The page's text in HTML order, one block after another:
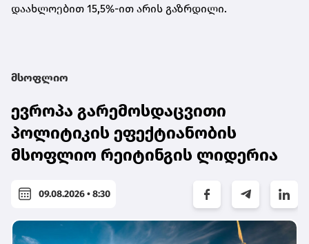
დაახლოებით 15,5%-ით არის გაზრდილი.
მსოფლიო
ევროპა გარემოსდაცვითი
პოლიტიკის ეფექტიანობის
მსოფლიო რეიტინგის ლიდერია
09.08.2026 • 8:30